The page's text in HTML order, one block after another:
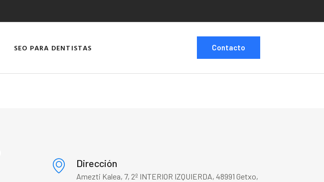
SEO PARA DENTISTAS Contacto
Dirección
Amezti Kalea, 7, 2º INTERIOR IZQUIERDA, 48991 Getxo,